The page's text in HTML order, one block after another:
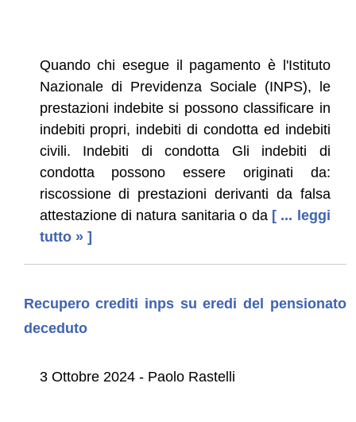
Quando chi esegue il pagamento è l'Istituto
Nazionale di Previdenza Sociale (INPS), le
prestazioni indebite si possono classificare in
indebiti propri, indebiti di condotta ed indebiti
civili. Indebiti di condotta Gli indebiti di
condotta possono essere originati da:
riscossione di prestazioni derivanti da falsa
attestazione di natura sanitaria o da [ ... leggi
tutto » ]
Recupero crediti inps su eredi del pensionato
deceduto
3 Ottobre 2024 - Paolo Rastelli